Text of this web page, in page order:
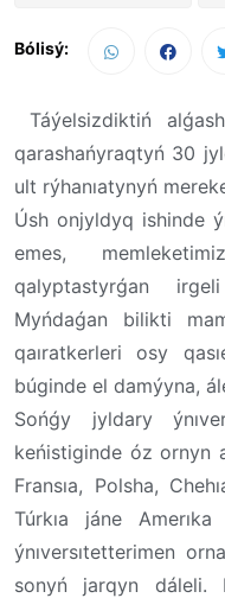
Bólisý:
Táýelsizdiktiń
qarashańyraqtyń 30
ult rýhanıatynyń
Úsh onjyldyq ishinde
emes,
qalyptastyrǵan
Myńdaǵan bilikti
qaıratkerleri osy
búginde el damýyna,
Sońǵy jyldary
keńistiginde óz ornyn
Fransıa, Polsha,
Túrkıa jáne
ýnıversıtetterimen
sonyń jarqyn dáleli.